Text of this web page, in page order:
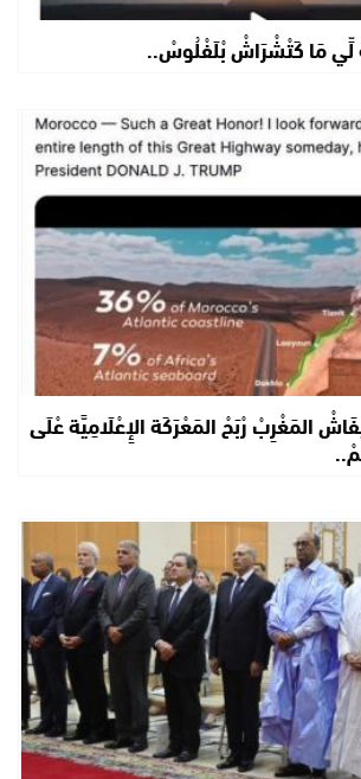
لِّي مَا كَتْشْرَاشْ بْلَفْلُوسْ..
المَغْرِبْ رْبَحْ المَعْرَكَة الإِعْلَامِيَّة عْلَى